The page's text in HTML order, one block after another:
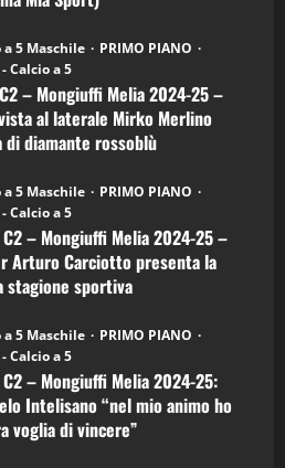
a 5 Maschile
PRIMO PIANO
Calcio a 5
– Mongiuffi Melia 2024-25 –
al laterale Mirko Merlino
di diamante rossoblù
a 5 Maschile
PRIMO PIANO
Calcio a 5
– Mongiuffi Melia 2024-25 –
Arturo Carciotto presenta la
stagione sportiva
a 5 Maschile
PRIMO PIANO
Calcio a 5
– Mongiuffi Melia 2024-25:
Intelisano “nel mio animo ho
voglia di vincere”
in Podcast: 27^ Puntata
14 Aprile 2026)
2026
in Podcast: 26^ Puntata
07 Aprile 2026)
2026
in Podcast: 30^ Puntata
05 Maggio 2026)
2026